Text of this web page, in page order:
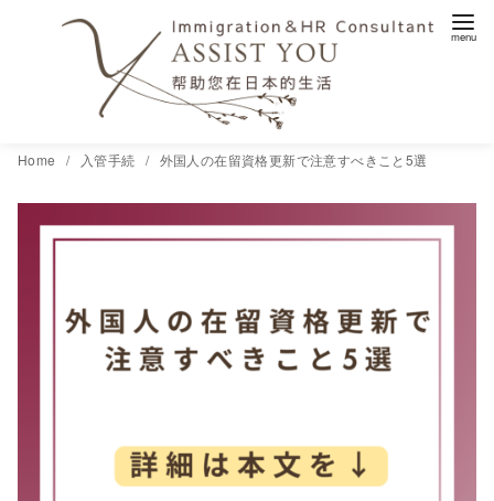
Home 入管手続 外国人の在留資格更新で注意すべきこと5選